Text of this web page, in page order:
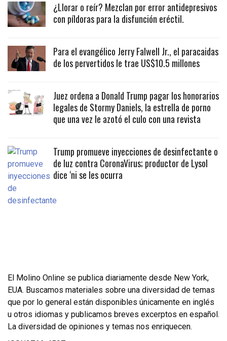
¿Llorar o reír? Mezclan por error antidepresivos
con píldoras para la disfunción eréctil.
Para el evangélico Jerry Falwell Jr., el paracaidas
de los pervertidos le trae US$10.5 millones
Juez ordena a Donald Trump pagar los honorarios
legales de Stormy Daniels, la estrella de porno
que una vez le azotó el culo con una revista
Trump promueve inyecciones de desinfectante o
de luz contra CoronaVirus; productor de Lysol
dice ‘ni se les ocurra
El Molino Online se publica diariamente desde New York,
EUA. Buscamos materiales sobre una diversidad de temas
que por lo general están disponibles únicamente en inglés
u otros idiomas y publicamos breves excerptos en español.
La diversidad de opiniones y temas nos enriquecen.